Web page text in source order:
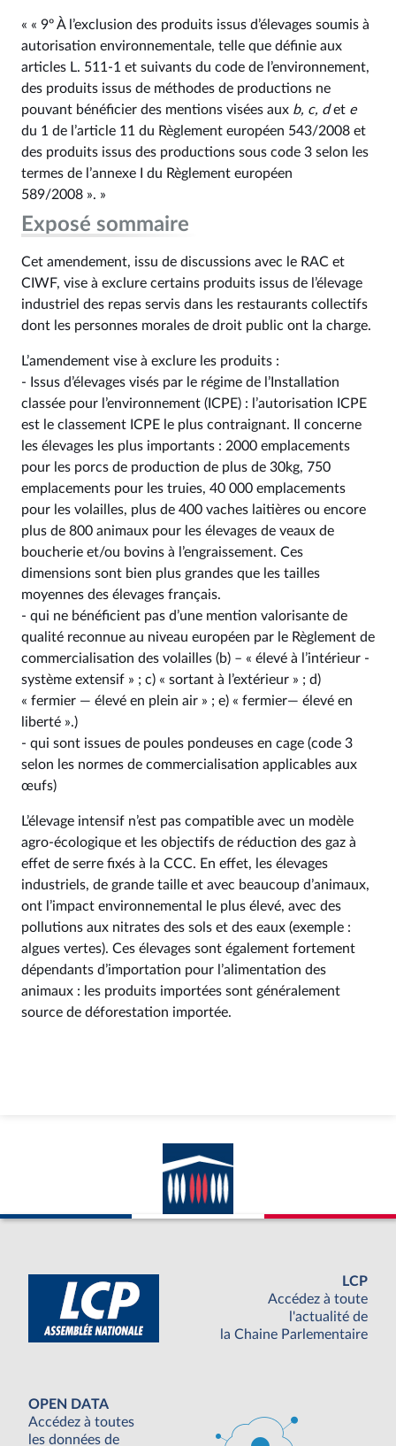
« « 9º À l’exclusion des produits issus d’élevages soumis à
autorisation environnementale, telle que définie aux
articles L. 511‑1 et suivants du code de l’environnement,
des produits issus de méthodes de productions ne
pouvant bénéficier des mentions visées aux b, c, det e
du 1 de l’article 11 du Règlement européen 543/2008 et
des produits issus des productions sous code 3 selon les
termes de l’annexe I du Règlement européen
589/2008 ». »
Exposé sommaire
Cet amendement, issu de discussions avec le RAC et
CIWF, vise à exclure certains produits issus de l’élevage
industriel des repas servis dans les restaurants collectifs
dont les personnes morales de droit public ont la charge.
L’amendement vise à exclure les produits :
- Issus d’élevages visés par le régime de l’Installation
classée pour l’environnement (ICPE) : l’autorisation ICPE
est le classement ICPE le plus contraignant. Il concerne
les élevages les plus importants : 2000 emplacements
pour les porcs de production de plus de 30kg, 750
emplacements pour les truies, 40 000 emplacements
pour les volailles, plus de 400 vaches laitières ou encore
plus de 800 animaux pour les élevages de veaux de
boucherie et/ou bovins à l’engraissement. Ces
dimensions sont bien plus grandes que les tailles
moyennes des élevages français.
- qui ne bénéficient pas d’une mention valorisante de
qualité reconnue au niveau européen par le Règlement de
commercialisation des volailles (b) – « élevé à l’intérieur -
système extensif » ; c) « sortant à l’extérieur » ; d)
« fermier — élevé en plein air » ; e) « fermier— élevé en
liberté ».)
- qui sont issues de poules pondeuses en cage (code 3
selon les normes de commercialisation applicables aux
œufs)
L’élevage intensif n’est pas compatible avec un modèle
agro-écologique et les objectifs de réduction des gaz à
effet de serre fixés à la CCC. En effet, les élevages
industriels, de grande taille et avec beaucoup d’animaux,
ont l’impact environnemental le plus élevé, avec des
pollutions aux nitrates des sols et des eaux (exemple :
algues vertes). Ces élevages sont également fortement
dépendants d’importation pour l’alimentation des
animaux : les produits importées sont généralement
source de déforestation importée.
LCP
Accédez à toute
l'actualité de
la Chaine Parlementaire
OPEN DATA
Accédez à toutes
les données de